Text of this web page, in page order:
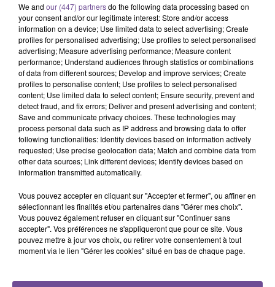
Flash FM
L'actu-région Flash FM du 12 06 2026 12h30
12 juin 2026 - 2 min 36 sec
L'ACTU-RÉGION FLASH FM DU 12 06 2026 12H30
We and our (447) partnersdo the following data processing based on
your consent and/or our legitimate interest: Store and/or access
information on a device; Use limited data to select advertising; Create
profiles for personalised advertising; Use profiles to select personalised
advertising; Measure advertising performance; Measure content
performance; Understand audiences through statistics or combinations
of data from different sources; Develop and improve services; Create
profiles to personalise content; Use profiles to select personalised
content; Use limited data to select content; Ensure security, prevent and
detect fraud, and fix errors; Deliver and present advertising and content;
Save and communicate privacy choices. These technologies may
process personal data such as IP address and browsing data to offer
following functionalities: Identify devices based on information actively
requested; Use precise geolocation data; Match and combine data from
other data sources; Link different devices; Identify devices based on
information transmitted automatically.
Vous pouvez accepter en cliquant sur "Accepter et fermer", ou affiner en
sélectionnant les finalités et/ou partenaires dans "Gérer mes choix".
Vous pouvez également refuser en cliquant sur "Continuer sans
accepter". Vos préférences ne s'appliqueront que pour ce site. Vous
pouvez mettre à jour vos choix, ou retirer votre consentement à tout
moment via le lien "Gérer les cookies" situé en bas de chaque page.